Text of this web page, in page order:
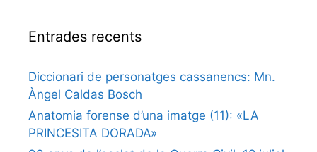
Entrades recents
Diccionari de personatges cassanencs: Mn.
Àngel Caldas Bosch
Anatomia forense d’una imatge (11): «LA
PRINCESITA DORADA»